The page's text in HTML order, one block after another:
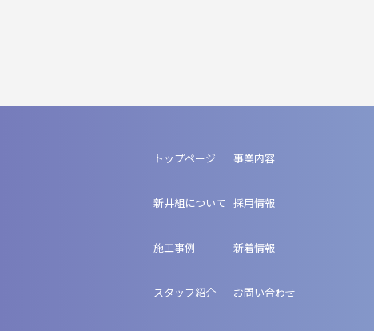
トップページ 事業内容
新井組について 採用情報
施工事例 新着情報
スタッフ紹介 お問い合わせ